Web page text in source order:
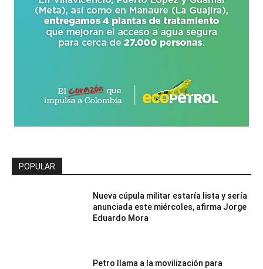
POPULAR
Nueva cúpula militar estaría lista y sería
anunciada este miércoles, afirma Jorge
Eduardo Mora
Petro llama a la movilización para